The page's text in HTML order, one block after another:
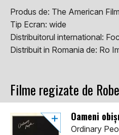
Produs de: The American
Tip Ecran: wide
Distribuitorul international:
Distribuit in Romania de: Ro
Filme regizate de
Oameni
Ordinary